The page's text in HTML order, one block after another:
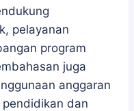
pelayanan
program
juga
anggaran
dan